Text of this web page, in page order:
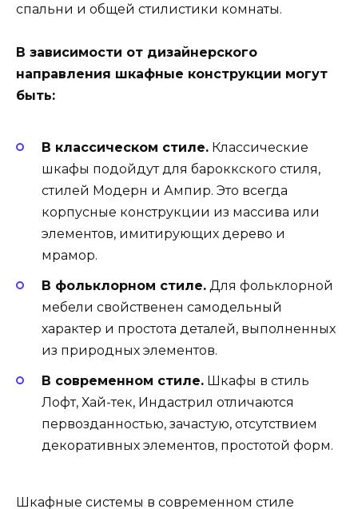
спальни и общей стилистики комнаты.
В зависимости от дизайнерского
направления шкафные конструкции могут
быть:
В классическом стиле. Классические
шкафы подойдут для бароккского стиля,
стилей Модерн и Ампир. Это всегда
корпусные конструкции из массива или
элементов, имитирующих дерево и
мрамор.
В фольклорном стиле. Для фольклорной
мебели свойственен самодельный
характер и простота деталей, выполненных
из природных элементов.
В современном стиле. Шкафы в стиль
Лофт, Хай-тек, Индастрил отличаются
первозданностью, зачастую, отсутствием
декоративных элементов, простотой форм.
Шкафные системы в современном стиле